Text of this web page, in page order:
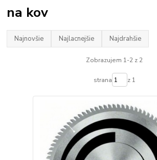
na kov
Najnovšie Najlacnejšie Najdrahšie
Zobrazujem 1-2 z 2
strana z 1